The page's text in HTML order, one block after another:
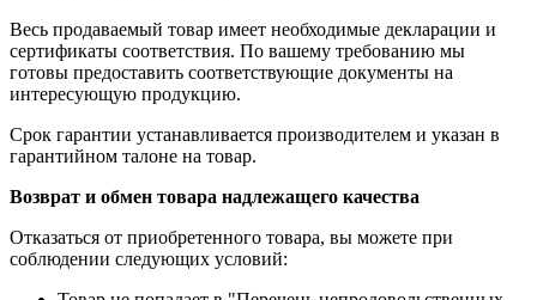
Весь продаваемый товар имеет необходимые декларации и
сертификаты соответствия. По вашему требованию мы
готовы предоставить соответствующие документы на
интересующую продукцию.
Срок гарантии устанавливается производителем и указан в
гарантийном талоне на товар.
Возврат и обмен товара надлежащего качества
Отказаться от приобретенного товара, вы можете при
соблюдении следующих условий: